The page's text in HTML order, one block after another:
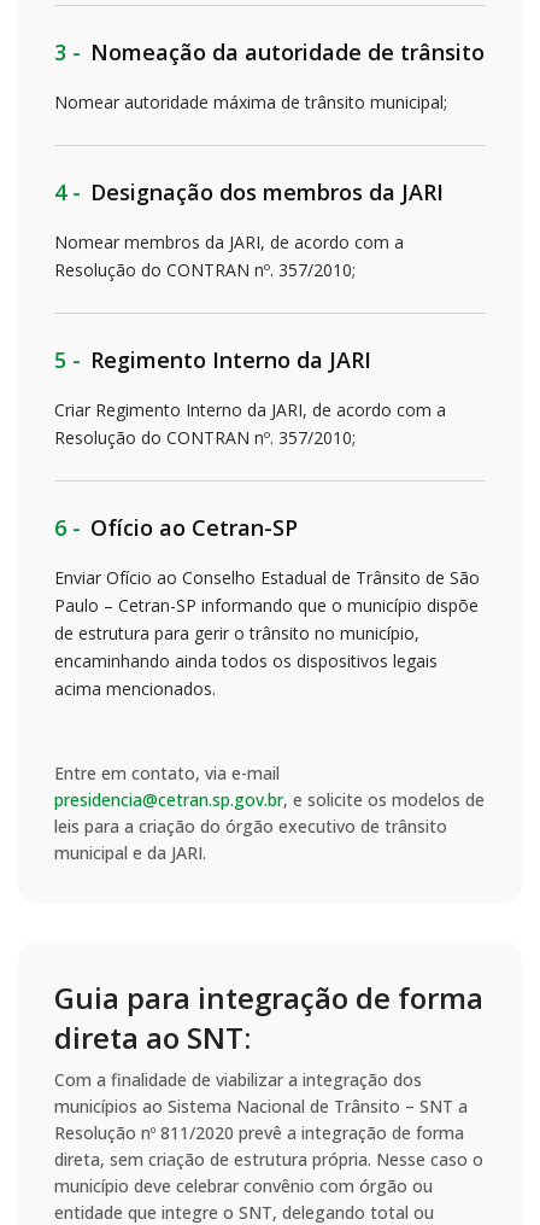
3 - Nomeação da autoridade de trânsito
Nomear autoridade máxima de trânsito municipal;
4 - Designação dos membros da JARI
Nomear membros da JARI, de acordo com a
Resolução do CONTRAN nº. 357/2010;
5 - Regimento Interno da JARI
Criar Regimento Interno da JARI, de acordo com a
Resolução do CONTRAN nº. 357/2010;
6 - Ofício ao Cetran-SP
Enviar Ofício ao Conselho Estadual de Trânsito de São
Paulo – Cetran-SP informando que o município dispõe
de estrutura para gerir o trânsito no município,
encaminhando ainda todos os dispositivos legais
acima mencionados.
Entre em contato, via e-mail
presidencia@cetran.sp.gov.br, e solicite os modelos de
leis para a criação do órgão executivo de trânsito
municipal e da JARI.
Guia para integração de forma
direta ao SNT:
Com a finalidade de viabilizar a integração dos
municípios ao Sistema Nacional de Trânsito – SNT a
Resolução nº 811/2020 prevê a integração de forma
direta, sem criação de estrutura própria. Nesse caso o
município deve celebrar convênio com órgão ou
entidade que integre o SNT, delegando total ou